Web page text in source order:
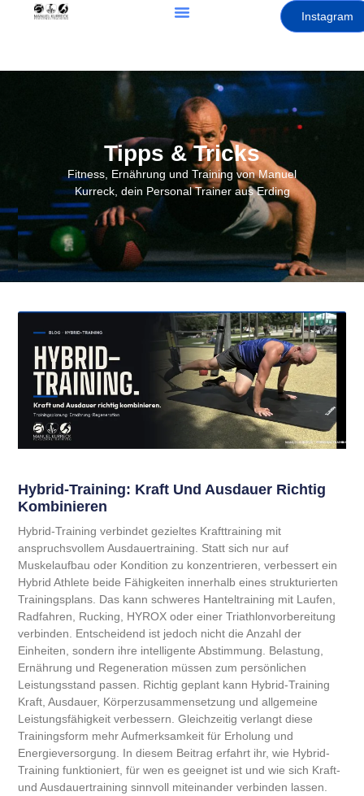
Instagram
Tipps & Tricks
Fitness, Ernährung und Training von Manuel
Kurreck, dein Personal Trainer aus Erding
Hybrid-Training: Kraft Und Ausdauer Richtig
Kombinieren
Hybrid-Training verbindet gezieltes Krafttraining mit
anspruchsvollem Ausdauertraining. Statt sich nur auf
Muskelaufbau oder Kondition zu konzentrieren, verbessert ein
Hybrid Athlete beide Fähigkeiten innerhalb eines strukturierten
Trainingsplans. Das kann schweres Hanteltraining mit Laufen,
Radfahren, Rucking, HYROX oder einer Triathlonvorbereitung
verbinden. Entscheidend ist jedoch nicht die Anzahl der
Einheiten, sondern ihre intelligente Abstimmung. Belastung,
Ernährung und Regeneration müssen zum persönlichen
Leistungsstand passen. Richtig geplant kann Hybrid-Training
Kraft, Ausdauer, Körperzusammensetzung und allgemeine
Leistungsfähigkeit verbessern. Gleichzeitig verlangt diese
Trainingsform mehr Aufmerksamkeit für Erholung und
Energieversorgung. In diesem Beitrag erfahrt ihr, wie Hybrid-
Training funktioniert, für wen es geeignet ist und wie sich Kraft-
und Ausdauertraining sinnvoll miteinander verbinden lassen.